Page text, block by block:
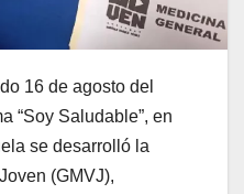
16 de agosto del
“Soy Saludable”, en
se desarrolló la
(GMVJ),